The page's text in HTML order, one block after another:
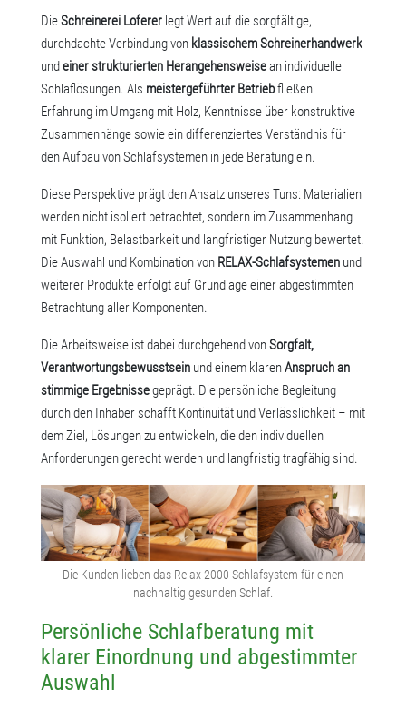
DieSchreinerei Lofererlegt Wert auf die sorgfältige,
durchdachte Verbindung von klassischem Schreinerhandwerk
undeiner strukturierten Herangehensweisean individuelle
Schlaflösungen. Als meistergeführter Betriebfließen
Erfahrung im Umgang mit Holz, Kenntnisse über konstruktive
Zusammenhänge sowie ein differenziertes Verständnis für
den Aufbau von Schlafsystemen in jede Beratung ein.
Diese Perspektive prägt den Ansatz unseres Tuns: Materialien
werden nicht isoliert betrachtet, sondern im Zusammenhang
mit Funktion, Belastbarkeit und langfristiger Nutzung bewertet.
Die Auswahl und Kombination vonRELAX-Schlafsystemenund
weiterer Produkte erfolgt auf Grundlage einer abgestimmten
Betrachtung aller Komponenten.
Die Arbeitsweise ist dabei durchgehend vonSorgfalt,
Verantwortungsbewusstseinund einem klarenAnspruch an
stimmige Ergebnissegeprägt. Die persönliche Begleitung
durch den Inhaber schafft Kontinuität und Verlässlichkeit – mit
dem Ziel, Lösungen zu entwickeln, die den individuellen
Anforderungen gerecht werden und langfristig tragfähig sind.
Die Kunden lieben das Relax 2000 Schlafsystem für einen
nachhaltig gesunden Schlaf.
Persönliche Schlafberatung mit
klarer Einordnung und abgestimmter
Auswahl